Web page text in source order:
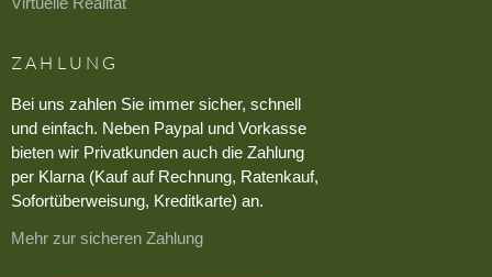
ZAHLUNG
Bei uns zahlen Sie immer sicher, schnell
und einfach. Neben Paypal und Vorkasse
bieten wir Privatkunden auch die Zahlung
per Klarna (Kauf auf Rechnung, Ratenkauf,
Sofortüberweisung, Kreditkarte) an.
Mehr zur sicheren Zahlung